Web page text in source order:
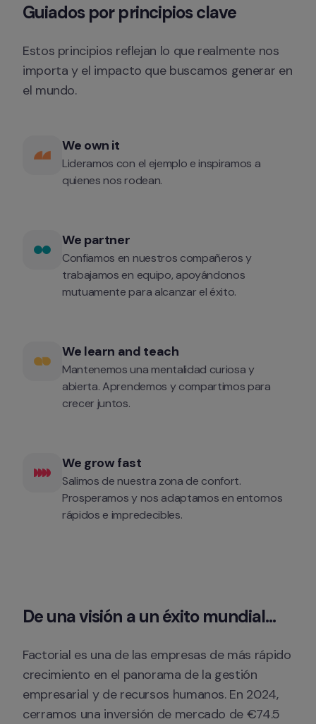
Guiados por principios clave
Estos principios reflejan lo que realmente nos
importa y el impacto que buscamos generar en
el mundo.
We own it
Lideramos con el ejemplo e inspiramos a
quienes nos rodean.
We partner
Confiamos en nuestros compañeros y
trabajamos en equipo, apoyándonos
mutuamente para alcanzar el éxito.
We learn and teach
Mantenemos una mentalidad curiosa y
abierta. Aprendemos y compartimos para
crecer juntos.
We grow fast
Salimos de nuestra zona de confort.
Prosperamos y nos adaptamos en entornos
rápidos e impredecibles.
De una visión a un éxito mundial...
Factorial es una de las empresas de más rápido
crecimiento en el panorama de la gestión
empresarial y de recursos humanos. En 2024,
cerramos una inversión de mercado de €74.5